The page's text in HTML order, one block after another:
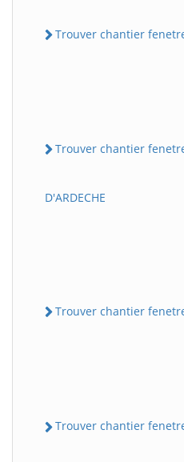
Trouver chantier
Trouver chantier
D'ARDECHE
Trouver chantier
Trouver chantier fenetre